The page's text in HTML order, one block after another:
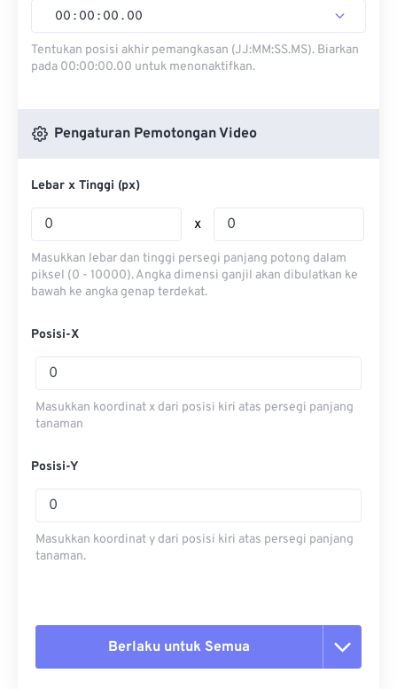
00 : 00 : 00 . 00
Tentukan posisi akhir pemangkasan (JJ:MM:SS.MS). Biarkan
pada 00:00:00.00 untuk menonaktifkan.
Pengaturan Pemotongan Video
Lebar x Tinggi (px)
x
Masukkan lebar dan tinggi persegi panjang potong dalam
piksel (0 - 10000). Angka dimensi ganjil akan dibulatkan ke
bawah ke angka genap terdekat.
Posisi-X
Masukkan koordinat x dari posisi kiri atas persegi panjang
tanaman
Posisi-Y
Masukkan koordinat y dari posisi kiri atas persegi panjang
tanaman.
Berlaku untuk Semua